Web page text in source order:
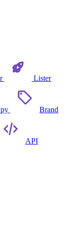
Lister
Brand
API